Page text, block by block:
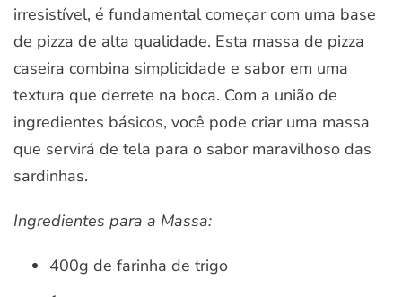
irresistível, é fundamental começar com uma base
de pizza de alta qualidade. Esta massa de pizza
caseira combina simplicidade e sabor em uma
textura que derrete na boca. Com a união de
ingredientes básicos, você pode criar uma massa
que servirá de tela para o sabor maravilhoso das
sardinhas.
Ingredientes para a Massa:
400g de farinha de trigo